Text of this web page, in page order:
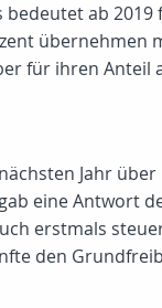
ab
für ihren
Jahr
eine Antwort
erstmals
den